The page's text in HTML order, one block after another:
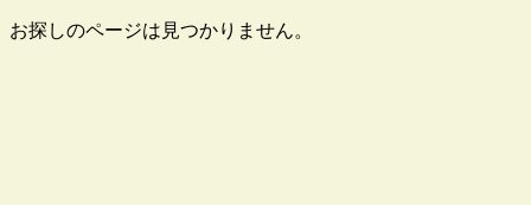
お探しのページは見つかりません。